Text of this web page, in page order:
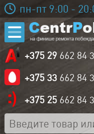
пн-пт 9:00 -
+375 29 662 84
+375 33 662 84
+375 25 662 84